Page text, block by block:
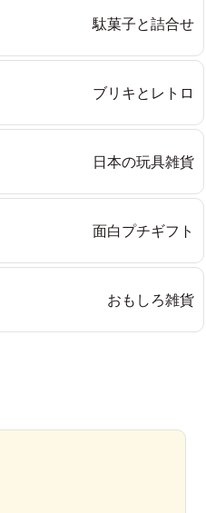
駄菓子と詰合せ
ブリキとレトロ
日本の玩具雑貨
面白プチギフト
おもしろ雑貨